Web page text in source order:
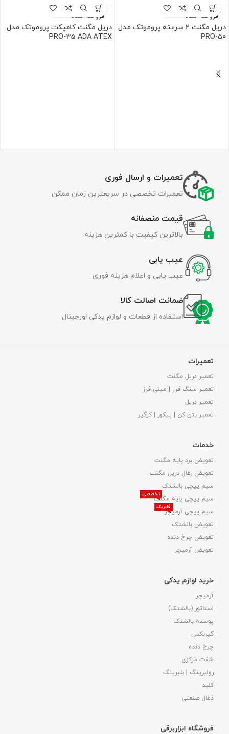
فروخته شده
دریل مگنت 2 سرعته پروموتک مدل
PRO-50
فروخته شده
دریل مگنت کامپکت پروموتک مدل
PRO-35 ADA ATEX
تعمیرات و ارسال فوری
تعمیرات تخصصی در سریعترین زمان ممکن
قیمت منصفانه
بالاترین کیفیت با کمترین هزینه
عیب یابی
عیب یابی و اعلام هزینه فوری
ضمانت اصالت کالا
استفاده از قطعات و لوازم یدکی اورجینال
تعمیرات
تعمیر دریل مگنت
تعمیر سنگ فرز | مینی فرز
تعمیر دریل
تعمیر بتن کن | پیکور | کرگیر
خدمات
تعویض برد پایه مگنت
تعویض زغال دریل مگنت
سیم پیچی بالشتک
سیم پیچی پایه مگنت
تخصصی
سیم پیچی آرمیچر
فابریک
تعویض بالشتک​
تعویض چرخ دنده
تعویض آرمیچر
خرید لوازم یدکی
آرمیچر
استاتور (بالشتک)
پوسته بالشتک
گیربکس
چرخ دنده
شفت مرکزی
رولبرینگ | بلبرینگ
کلید
ذغال صنعتی
فروشگاه ابزاربرقی